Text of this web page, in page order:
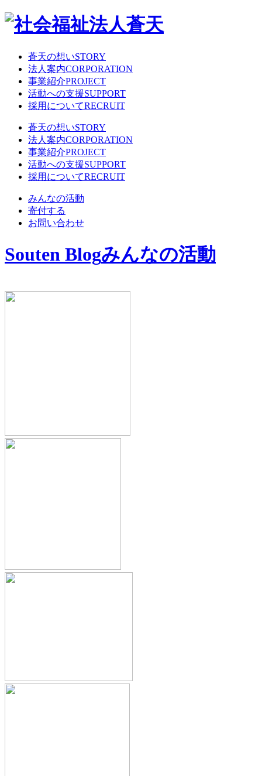
蒼天の想いSTORY
法人案内CORPORATION
事業紹介PROJECT
活動への支援SUPPORT
採用についてRECRUIT
蒼天の想いSTORY
法人案内CORPORATION
事業紹介PROJECT
活動への支援SUPPORT
採用についてRECRUIT
みんなの活動
寄付する
お問い合わせ
Souten Blogみんなの活動